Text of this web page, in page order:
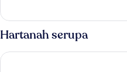
Room
(No
Window)
Hartanah serupa
Hotel O Hotel 916